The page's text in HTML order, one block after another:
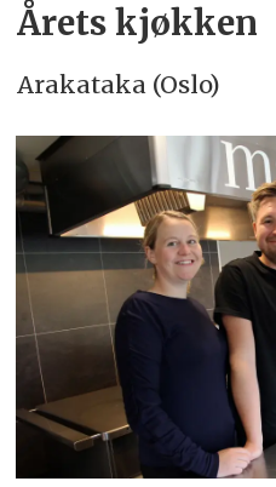
Årets kjøkken
Arakataka (Oslo)